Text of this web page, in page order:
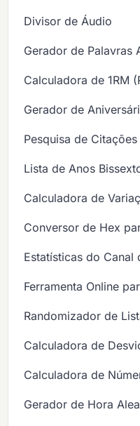
Divisor de Áudio
Gerador de Palavras
Calculadora de 1RM
Gerador de
Pesquisa de
Lista de Anos
Calculadora de
Conversor de Hex
Estatísticas do Canal
Ferramenta Online
Randomizador de
Calculadora de
Calculadora de
Gerador de Hora